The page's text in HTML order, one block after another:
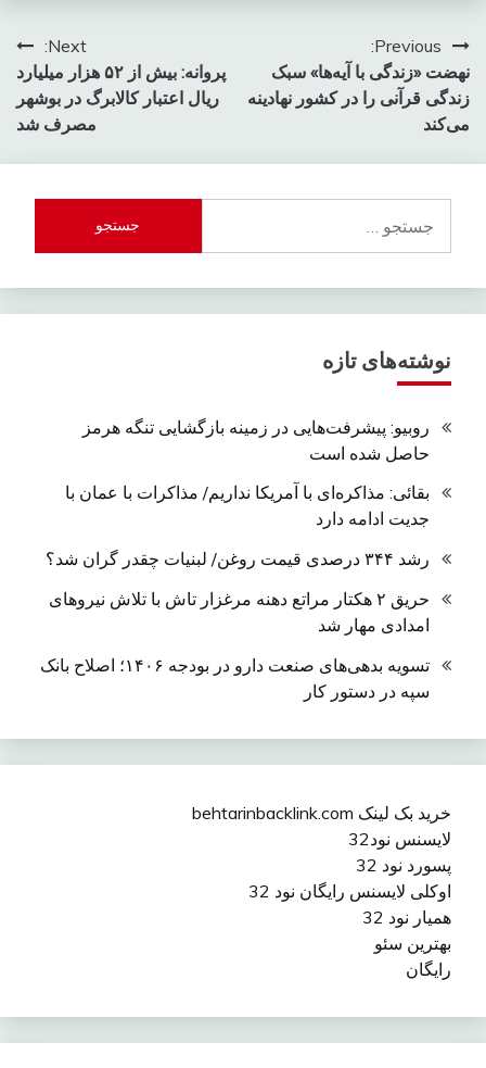
راهبری
نوشته
Previous:
نهضت «زندگی با آیه‌ها» سبک
زندگی قرآنی را در کشور نهادینه
می‌کند
Next:
پروانه: بیش از ۵۲ هزار میلیارد
ریال اعتبار کالابرگ در بوشهر
مصرف شد
برای:
نوشته‌های تازه
روبیو: پیشرفت‌هایی در زمینه بازگشایی تنگه هرمز
حاصل شده است
بقائی: مذاکره‌ای با آمریکا نداریم/ مذاکرات با عمان با
جدیت ادامه دارد
رشد ۳۴۴ درصدی قیمت روغن/ لبنیات چقدر گران شد؟
حریق ۲ هکتار مراتع دهنه مرغزار تاش با تلاش نیروهای
امدادی مهار شد
تسویه بدهی‌های صنعت دارو در بودجه ۱۴۰۶؛ اصلاح بانک
سپه در دستور کار
خرید بک لینک behtarinbacklink.com
لایسنس نود32
پسورد نود 32
اوکلی لایسنس رایگان نود 32
همیار نود 32
بهترین سئو
رایگان